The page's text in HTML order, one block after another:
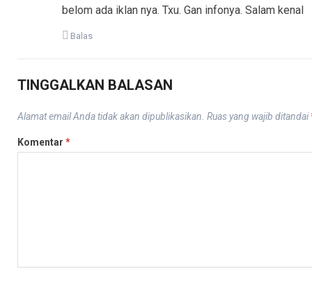
belom ada iklan nya. Txu. Gan infonya. Salam kenal
Balas
TINGGALKAN BALASAN
Alamat email Anda tidak akan dipublikasikan. Ruas yang wajib ditandai
Komentar *